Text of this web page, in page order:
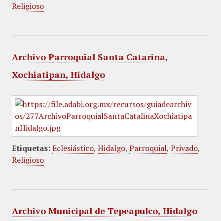
Religioso
Archivo Parroquial Santa Catarina,
Xochiatipan, Hidalgo
Etiquetas: Eclesiástico, Hidalgo, Parroquial, Privado,
Religioso
Archivo Municipal de Tepeapulco, Hidalgo